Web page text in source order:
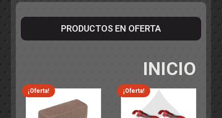
PRODUCTOS EN OFERTA
INICIO
¡Oferta! ¡Oferta!